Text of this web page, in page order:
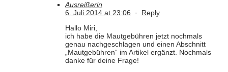
Ausreißerin
6. Juli 2014 at 23:06 · Reply
Hallo Miri,
ich habe die Mautgebühren jetzt nochmals
genau nachgeschlagen und einen Abschnitt
„Mautgebühren“ im Artikel ergänzt. Nochmals
danke für deine Frage!